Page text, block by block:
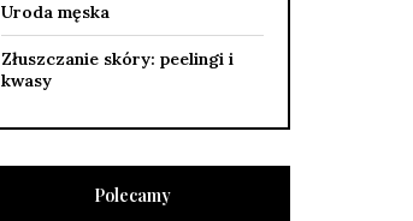
Uroda męska
Złuszczanie skóry: peelingi i
kwasy
Polecamy